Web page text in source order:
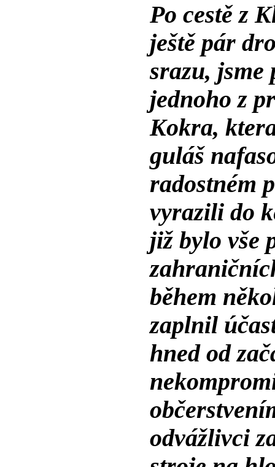
Po cestě z
ještě pár
srazu, jsme
jednoho z
Kokra,
guláš
radostném
vyrazili do
již bylo vše
během
zaplnil
hned od
odvážlivci